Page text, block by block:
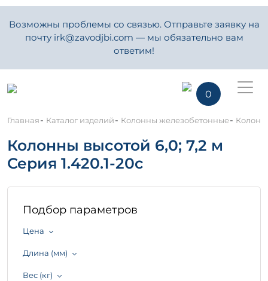
Возможны проблемы со связью. Отправьте заявку на
почту irk@zavodjbi.com — мы обязательно вам
ответим!
0
Главная- Каталог изделий- Колонны железобетонные-
Колонны высотой 6,0; 7,2 м
Серия 1.420.1-20с
Подбор параметров
Цена
Длина (мм)
Вес (кг)